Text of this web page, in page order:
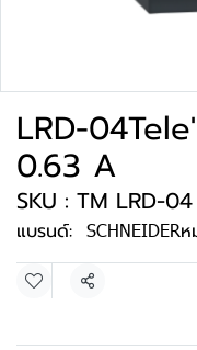
LRD-
0.63 A
SKU : TM LRD-04
แบรนด์: SCHNEIDERห
แชร์